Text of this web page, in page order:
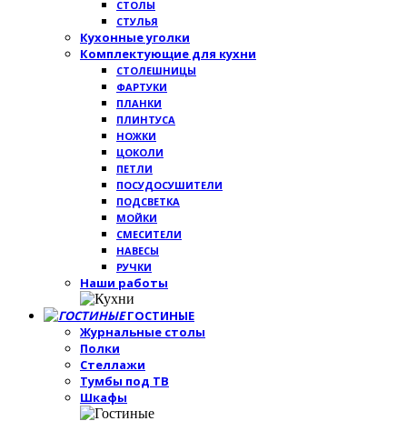
СТОЛЫ
СТУЛЬЯ
Кухонные уголки
Комплектующие для кухни
СТОЛЕШНИЦЫ
ФАРТУКИ
ПЛАНКИ
ПЛИНТУСА
НОЖКИ
ЦОКОЛИ
ПЕТЛИ
ПОСУДОСУШИТЕЛИ
ПОДСВЕТКА
МОЙКИ
СМЕСИТЕЛИ
НАВЕСЫ
РУЧКИ
Наши работы
ГОСТИНЫЕ
Журнальные столы
Полки
Стеллажи
Тумбы под ТВ
Шкафы